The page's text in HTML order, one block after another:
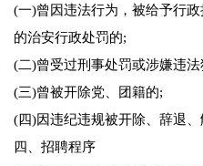
(一)曾因违法行为，被给予行
的治安行政处罚的;
(二)曾受过刑事处罚或涉嫌违
(三)曾被开除党、团籍的;
(四)因违纪违规被开除、辞退、
四、招聘程序